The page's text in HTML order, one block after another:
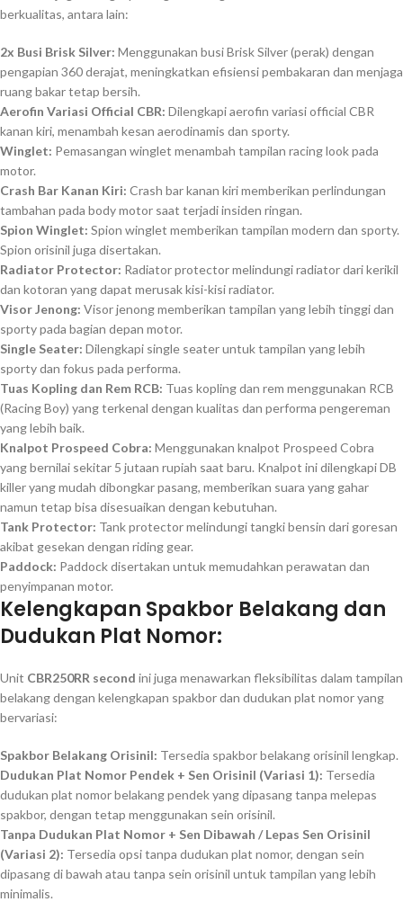
berkualitas, antara lain:
2x Busi Brisk Silver: Menggunakan busi Brisk Silver (perak) dengan
pengapian 360 derajat, meningkatkan efisiensi pembakaran dan menjaga
ruang bakar tetap bersih.
Aerofin Variasi Official CBR: Dilengkapi aerofin variasi official CBR
kanan kiri, menambah kesan aerodinamis dan sporty.
Winglet: Pemasangan winglet menambah tampilan racing look pada
motor.
Crash Bar Kanan Kiri: Crash bar kanan kiri memberikan perlindungan
tambahan pada body motor saat terjadi insiden ringan.
Spion Winglet: Spion winglet memberikan tampilan modern dan sporty.
Spion orisinil juga disertakan.
Radiator Protector: Radiator protector melindungi radiator dari kerikil
dan kotoran yang dapat merusak kisi-kisi radiator.
Visor Jenong: Visor jenong memberikan tampilan yang lebih tinggi dan
sporty pada bagian depan motor.
Single Seater: Dilengkapi single seater untuk tampilan yang lebih
sporty dan fokus pada performa.
Tuas Kopling dan Rem RCB: Tuas kopling dan rem menggunakan RCB
(Racing Boy) yang terkenal dengan kualitas dan performa pengereman
yang lebih baik.
Knalpot Prospeed Cobra: Menggunakan knalpot Prospeed Cobra
yang bernilai sekitar 5 jutaan rupiah saat baru. Knalpot ini dilengkapi DB
killer yang mudah dibongkar pasang, memberikan suara yang gahar
namun tetap bisa disesuaikan dengan kebutuhan.
Tank Protector: Tank protector melindungi tangki bensin dari goresan
akibat gesekan dengan riding gear.
Paddock: Paddock disertakan untuk memudahkan perawatan dan
penyimpanan motor.
Kelengkapan Spakbor Belakang dan
Dudukan Plat Nomor:
Unit CBR250RR second ini juga menawarkan fleksibilitas dalam tampilan
belakang dengan kelengkapan spakbor dan dudukan plat nomor yang
bervariasi:
Spakbor Belakang Orisinil: Tersedia spakbor belakang orisinil lengkap.
Dudukan Plat Nomor Pendek + Sen Orisinil (Variasi 1): Tersedia
dudukan plat nomor belakang pendek yang dipasang tanpa melepas
spakbor, dengan tetap menggunakan sein orisinil.
Tanpa Dudukan Plat Nomor + Sen Dibawah / Lepas Sen Orisinil
(Variasi 2): Tersedia opsi tanpa dudukan plat nomor, dengan sein
dipasang di bawah atau tanpa sein orisinil untuk tampilan yang lebih
minimalis.